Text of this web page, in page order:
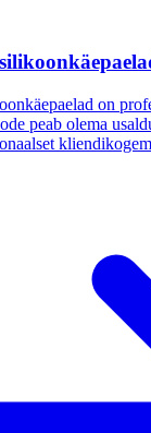
on
peab olema